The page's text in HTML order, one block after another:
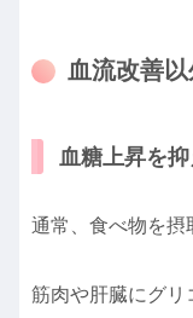
血流改善
血糖上昇を
通常、食べ物を摂
筋肉や肝臓にグリ